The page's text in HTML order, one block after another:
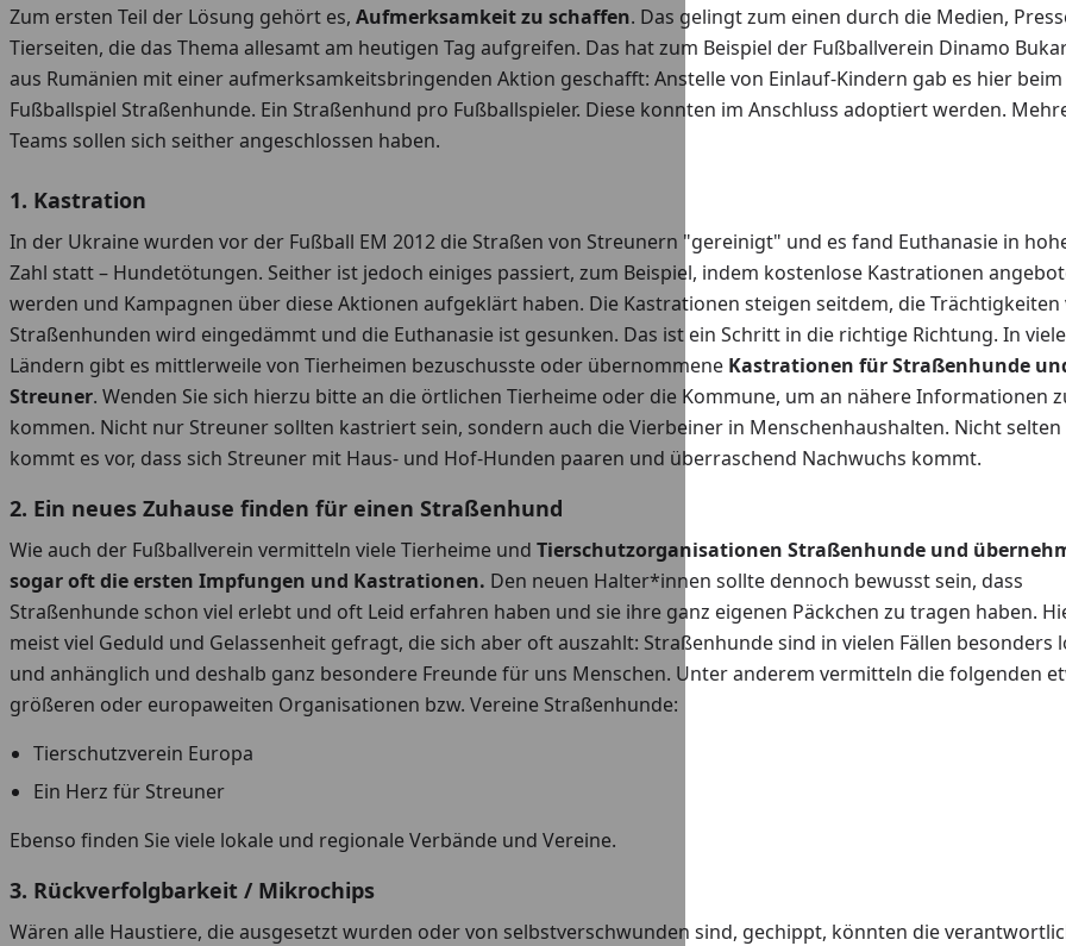
Zum ersten Teil der Lösung gehört es, Aufmerksamkeit zu schaffen. Das gelingt zum einen durch die Medien,
Tierseiten, die das Thema allesamt am heutigen Tag aufgreifen. Das hat zum Beispiel der Fußballverein Dinamo
aus Rumänien mit einer aufmerksamkeitsbringenden Aktion geschafft: Anstelle von Einlauf-Kindern gab es hier beim
Fußballspiel Straßenhunde. Ein Straßenhund pro Fußballspieler. Diese konnten im Anschluss adoptiert werden.
Teams sollen sich seither angeschlossen haben.
1. Kastration
In der Ukraine wurden vor der Fußball EM 2012 die Straßen von Streunern "gereinigt" und es fand Euthanasie in
Zahl statt – Hundetötungen. Seither ist jedoch einiges passiert, zum Beispiel, indem kostenlose Kastrationen
werden und Kampagnen über diese Aktionen aufgeklärt haben. Die Kastrationen steigen seitdem, die Trächtigkeiten
Straßenhunden wird eingedämmt und die Euthanasie ist gesunken. Das ist ein Schritt in die richtige Richtung. In
Ländern gibt es mittlerweile von Tierheimen bezuschusste oder übernommene Kastrationen für Straßenhunde
Streuner. Wenden Sie sich hierzu bitte an die örtlichen Tierheime oder die Kommune, um an nähere Informationen
kommen. Nicht nur Streuner sollten kastriert sein, sondern auch die Vierbeiner in Menschenhaushalten. Nicht selten
kommt es vor, dass sich Streuner mit Haus- und Hof-Hunden paaren und überraschend Nachwuchs kommt.
2. Ein neues Zuhause finden für einen Straßenhund
Wie auch der Fußballverein vermitteln viele Tierheime und Tierschutzorganisationen Straßenhunde und
sogar oft die ersten Impfungen und Kastrationen. Den neuen Halter*innen sollte dennoch bewusst sein, dass
Straßenhunde schon viel erlebt und oft Leid erfahren haben und sie ihre ganz eigenen Päckchen zu tragen haben.
meist viel Geduld und Gelassenheit gefragt, die sich aber oft auszahlt: Straßenhunde sind in vielen Fällen besonders
und anhänglich und deshalb ganz besondere Freunde für uns Menschen. Unter anderem vermitteln die folgenden
größeren oder europaweiten Organisationen bzw. Vereine Straßenhunde:
Tierschutzverein Europa
Ein Herz für Streuner
Ebenso finden Sie viele lokale und regionale Verbände und Vereine.
3. Rückverfolgbarkeit / Mikrochips
Wären alle Haustiere, die ausgesetzt wurden oder von selbstverschwunden sind, gechippt, könnten die